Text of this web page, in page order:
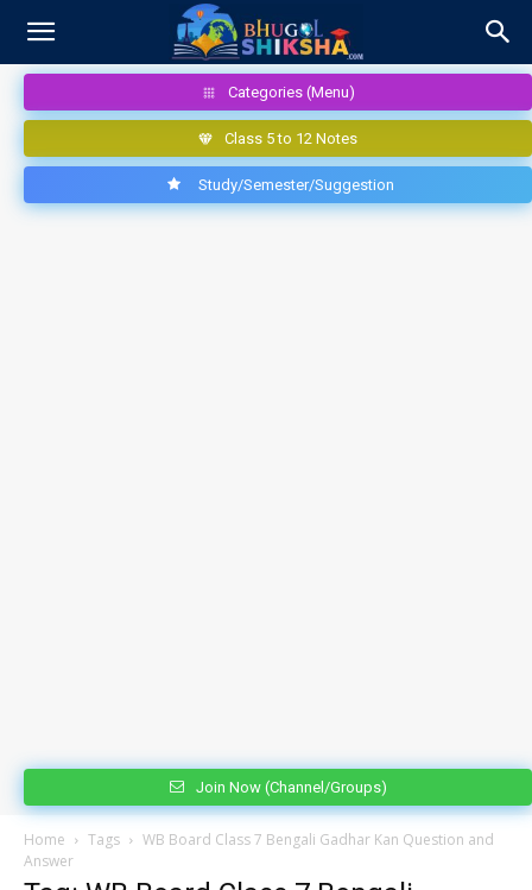
Categories (Menu)
Class 5 to 12 Notes
Study/Semester/Suggestion
Join Now (Channel/Groups)
Home Tags
WB Board Class 7 Bengali Gadhar Kan Question and
Answer